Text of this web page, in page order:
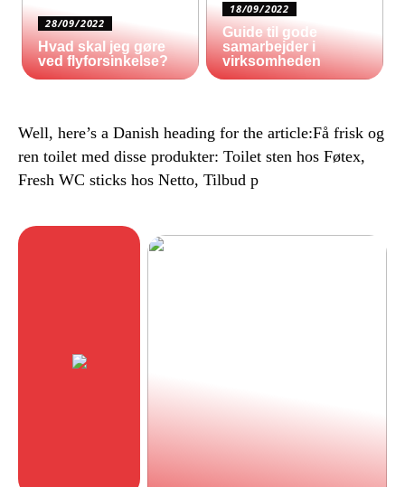
28/09/2022
Hvad skal jeg gøre
ved flyforsinkelse?
18/09/2022
Guide til gode
samarbejder i
virksomheden
Well, here’s a Danish heading for the article:Få frisk og
ren toilet med disse produkter: Toilet sten hos Føtex,
Fresh WC sticks hos Netto, Tilbud p